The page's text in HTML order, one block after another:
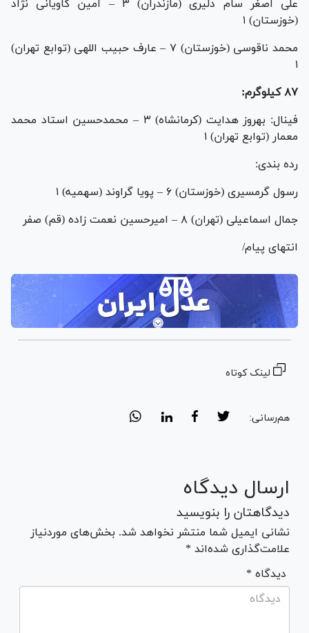
علی اصغر سام دلیری (مازندران) ۳ – امین کاویانی نژاد
(خوزستان) ۱
محمد ناقوسی (خوزستان) ۷ – عارف حبیب اللهی (توابع تهران)
۱
۸۷ کیلوگرم:
فینال: بهروز هدایت (کرمانشاه) ۳ – محمدحسین استاد محمد
معمار (توابع تهران) ۱
رده بندی:
رسول گرمسیری (خوزستان) ۶ – پویا گراوند (سهمیه) ۱
جمال اسماعیلی (تهران) ۸ – امیرحسین نعمت زاده (قم) صفر
انتهای پیام/
لینک کوتاه
هم‌رسانی:
ارسال دیدگاه
دیدگاهتان را بنویسید
نشانی ایمیل شما منتشر نخواهد شد. بخش‌های موردنیاز
علامت‌گذاری شده‌اند *
* دیدگاه